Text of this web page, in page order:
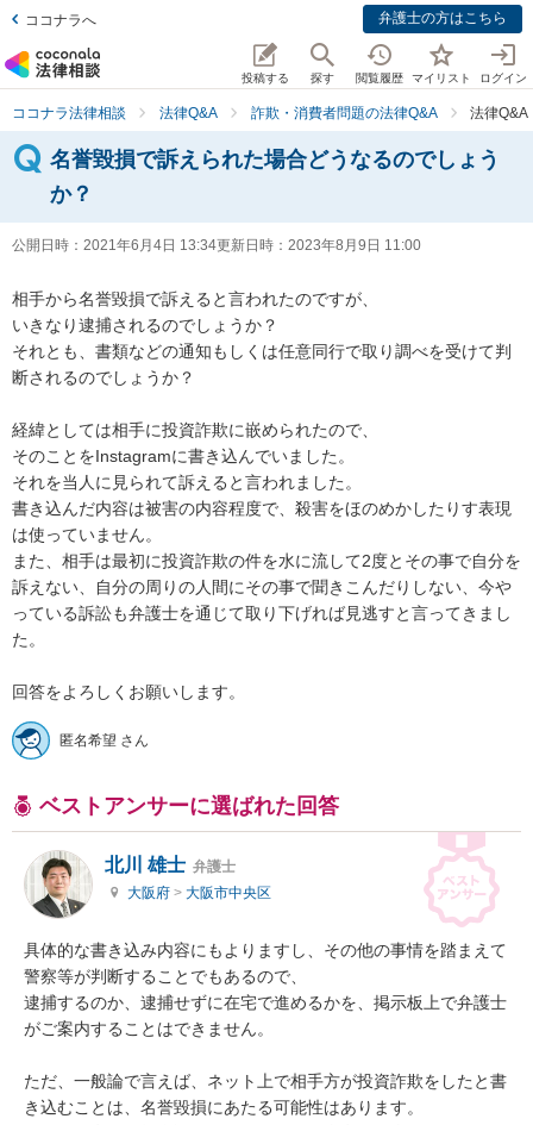
ココナラへ 弁護士の方はこちら
投稿する 探す 閲覧履歴 マイリスト ログイン
ココナラ法律相談 法律Q&A 詐欺・消費者問題の法律Q&A 法律Q&A
名誉毀損で訴えられた場合どうなるのでしょう
か？
公開日時： 2021年6月4日 13:34更新日時： 2023年8月9日 11:00
相手から名誉毀損で訴えると言われたのですが、
いきなり逮捕されるのでしょうか？
それとも、書類などの通知もしくは任意同行で取り調べを受けて判
断されるのでしょうか？
経緯としては相手に投資詐欺に嵌められたので、
そのことをInstagramに書き込んでいました。
それを当人に見られて訴えると言われました。
書き込んだ内容は被害の内容程度で、殺害をほのめかしたりす表現
は使っていません。
また、相手は最初に投資詐欺の件を水に流して2度とその事で自分を
訴えない、自分の周りの人間にその事で聞きこんだりしない、今や
っている訴訟も弁護士を通じて取り下げれば見逃すと言ってきまし
た。
回答をよろしくお願いします。
匿名希望 さん
ベストアンサーに選ばれた回答
北川 雄士 弁護士
大阪府 > 大阪市中央区
具体的な書き込み内容にもよりますし、その他の事情を踏まえて
警察等が判断することでもあるので、
逮捕するのか、逮捕せずに在宅で進めるかを、掲示板上で弁護士
がご案内することはできません。
ただ、一般論で言えば、ネット上で相手方が投資詐欺をしたと書
き込むことは、名誉毀損にあたる可能性はあります。